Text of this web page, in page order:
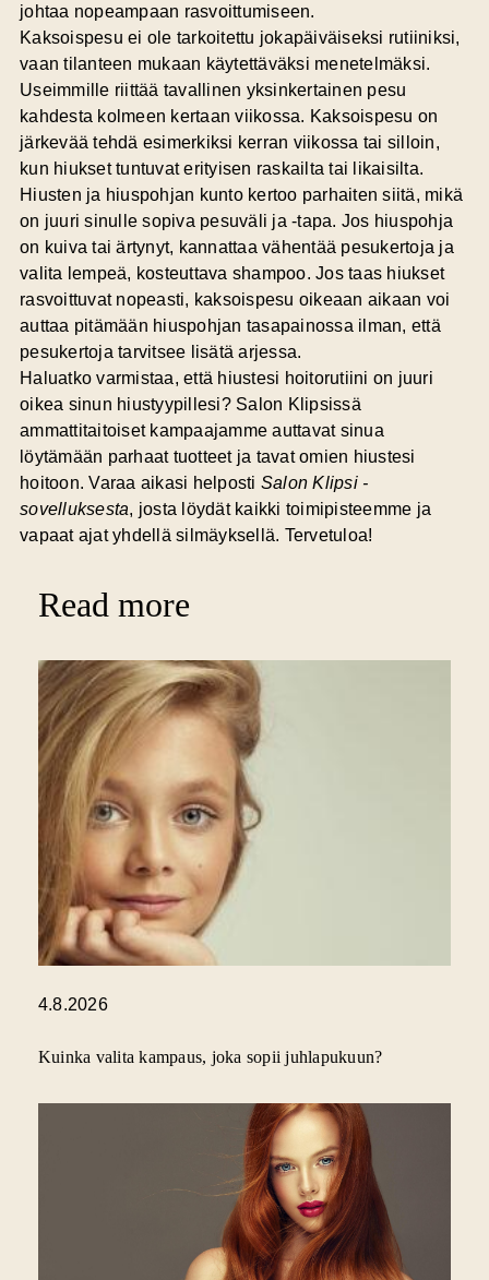
johtaa nopeampaan rasvoittumiseen.
Kaksoispesu ei ole tarkoitettu jokapäiväiseksi rutiiniksi,
vaan tilanteen mukaan käytettäväksi menetelmäksi.
Useimmille riittää tavallinen yksinkertainen pesu
kahdesta kolmeen kertaan viikossa. Kaksoispesu on
järkevää tehdä esimerkiksi kerran viikossa tai silloin,
kun hiukset tuntuvat erityisen raskailta tai likaisilta.
Hiusten ja hiuspohjan kunto kertoo parhaiten siitä, mikä
on juuri sinulle sopiva pesuväli ja -tapa. Jos hiuspohja
on kuiva tai ärtynyt, kannattaa vähentää pesukertoja ja
valita lempeä, kosteuttava shampoo. Jos taas hiukset
rasvoittuvat nopeasti, kaksoispesu oikeaan aikaan voi
auttaa pitämään hiuspohjan tasapainossa ilman, että
pesukertoja tarvitsee lisätä arjessa.
Haluatko varmistaa, että hiustesi hoitorutiini on juuri
oikea sinun hiustyypillesi? Salon Klipsissä
ammattitaitoiset kampaajamme auttavat sinua
löytämään parhaat tuotteet ja tavat omien hiustesi
hoitoon. Varaa aikasi helposti Salon Klipsi -
sovelluksesta, josta löydät kaikki toimipisteemme ja
vapaat ajat yhdellä silmäyksellä. Tervetuloa!
Read more
4.8.2026
Kuinka valita kampaus, joka sopii juhlapukuun?